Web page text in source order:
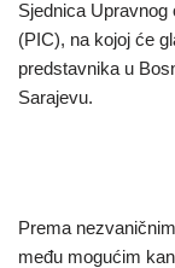
Sjednica
(PIC), na kojoj će
predstavnika u
Sarajevu.
Prema
među mogućim